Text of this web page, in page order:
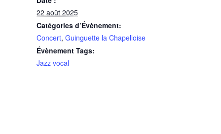
22 août 2025
Catégories d’Évènement:
Concert, Guinguette la Chapelloise
Évènement Tags:
Jazz vocal